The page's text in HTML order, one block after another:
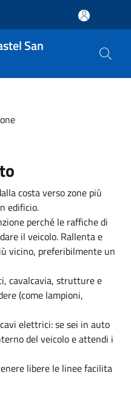
San
costa verso zone più
edificio.
perché le raffiche di
il veicolo. Rallenta e
vicino, preferibilmente un
cavalcavia, strutture e
(come lampioni,
elettrici: se sei in auto
del veicolo e attendi i
libere le linee facilita